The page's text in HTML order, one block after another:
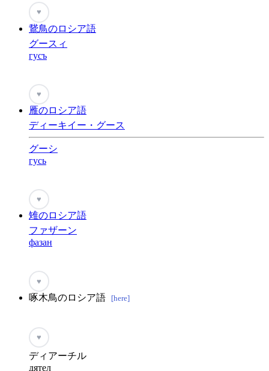
♥
鵞鳥のロシア語
グースィ
гусъ
♥
雁のロシア語
ディーキイー・グース
グーシ
гусь
♥
雉のロシア語
ファザーン
фазан
♥
啄木鳥のロシア語 [here]
♥
ディアーチル
дятел